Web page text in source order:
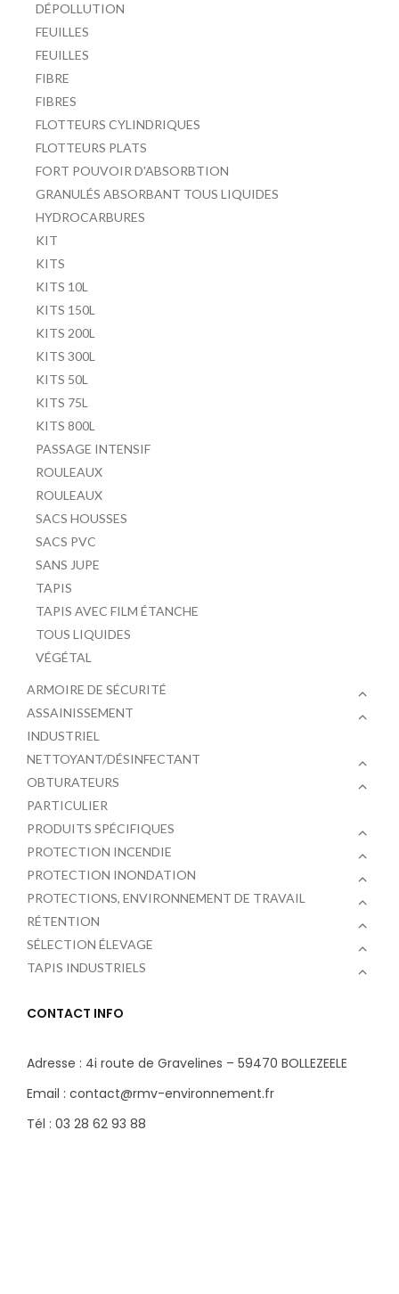
DÉPOLLUTION
FEUILLES
FEUILLES
FIBRE
FIBRES
FLOTTEURS CYLINDRIQUES
FLOTTEURS PLATS
FORT POUVOIR D'ABSORBTION
GRANULÉS ABSORBANT TOUS LIQUIDES
HYDROCARBURES
KIT
KITS
KITS 10L
KITS 150L
KITS 200L
KITS 300L
KITS 50L
KITS 75L
KITS 800L
PASSAGE INTENSIF
ROULEAUX
ROULEAUX
SACS HOUSSES
SACS PVC
SANS JUPE
TAPIS
TAPIS AVEC FILM ÉTANCHE
TOUS LIQUIDES
VÉGÉTAL
ARMOIRE DE SÉCURITÉ
ASSAINISSEMENT
INDUSTRIEL
NETTOYANT/DÉSINFECTANT
OBTURATEURS
PARTICULIER
PRODUITS SPÉCIFIQUES
PROTECTION INCENDIE
PROTECTION INONDATION
PROTECTIONS, ENVIRONNEMENT DE TRAVAIL
RÉTENTION
SÉLECTION ÉLEVAGE
TAPIS INDUSTRIELS
CONTACT INFO
Adresse : 4i route de Gravelines – 59470 BOLLEZEELE
Email : contact@rmv-environnement.fr
Tél : 03 28 62 93 88